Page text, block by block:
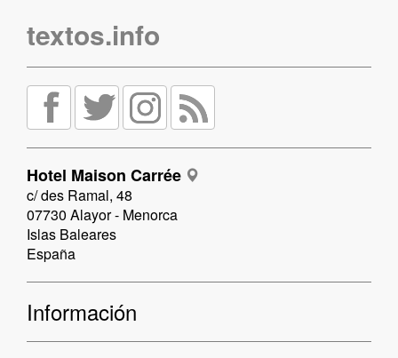
textos.info
Hotel Maison Carrée
c/ des Ramal, 48
07730 Alayor - Menorca
Islas Baleares
España
Información